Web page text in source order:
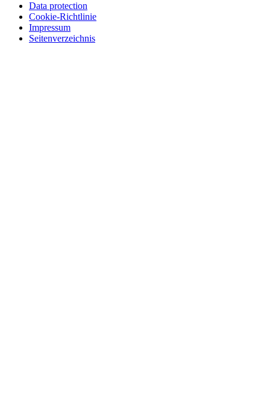
Data protection
Cookie-Richtlinie
Impressum
Seitenverzeichnis